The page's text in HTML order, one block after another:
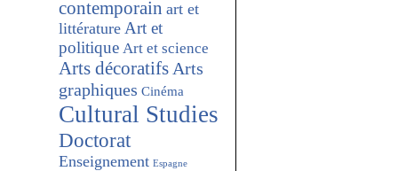
contemporain art et
littérature Art et
politique Art et science
Arts décoratifs Arts
graphiques Cinéma
Cultural Studies
Doctorat
Enseignement Espagne